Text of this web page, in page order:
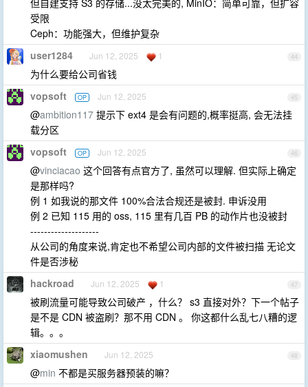
但自建支持 S3 的存储...没太完美的, MinIO：简单可靠，但扩容
受限
Ceph：功能强大，但维护复杂
44
user1284 Jun 12, 2025 1
为什么要给公司省钱
45
vopsoft OP Jun 12, 2025
@ambition117 提示下 ext4 是会有问题的,概率挺高, 会无法挂
载分区
46
vopsoft OP Jun 12, 2025
@vinciacao 这个回答有点官方了, 虽然可以理解. 但实际上确定
是那样吗?
例 1 如我说的那文件 100%合法合规还是被封. 申诉没用
例 2 已知 115 用的 oss, 115 里有几百 PB 的动作片也没被封
--------------------
从公司的角度来说,肯定也不希望公司内部的文件被扫描 无论文
件是否涉秘
47
hackroad Jun 12, 2025 1
被刷流量可能导致公司破产 ，什么？ s3 直接对外？下一个帖子
是不是 CDN 被盗刷？那不用 CDN 。 你这都什么乱七八糟的逻
辑。。。
48
xiaomushen Jun 12, 2025
@min 不都是买服务器预装的嘛？